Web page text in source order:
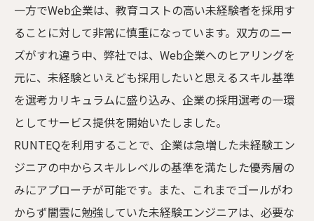
一方でWeb企業は、教育コストの高い未経験者を採用す
ることに対して非常に慎重になっています。双方のニー
ズがすれ違う中、弊社では、Web企業へのヒアリングを
元に、未経験といえども採用したいと思えるスキル基準
を選考カリキュラムに盛り込み、企業の採用選考の一環
としてサービス提供を開始いたしました。
RUNTEQを利用することで、企業は急増した未経験エン
ジニアの中からスキルレベルの基準を満たした優秀層の
みにアプローチが可能です。また、これまでゴールがわ
からず闇雲に勉強していた未経験エンジニアは、必要な